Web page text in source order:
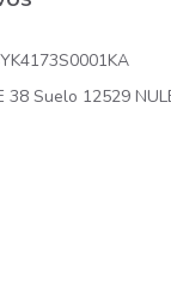
38 Suelo 12529